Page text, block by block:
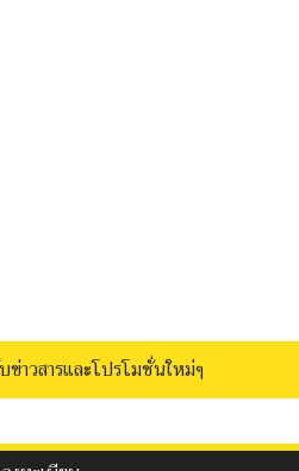
ำหนดและเงื่อนไข
เกี่ยวกับเรา
ข่าวสารและโปรโมชั่นใหม่ๆ